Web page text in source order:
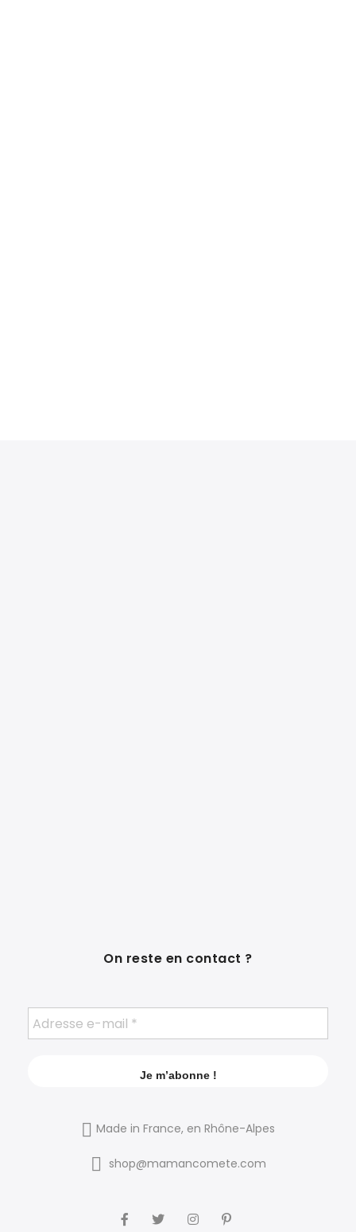
On reste en contact ?
Made in France, en Rhône-Alpes
shop@mamancomete.com